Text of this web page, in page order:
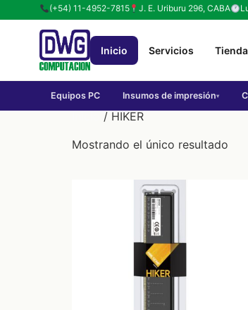
(+54) 11-4952-7815 J. E. Uriburu 296, CABA
Inicio Servicios Tienda
Equipos PC Insumos de impresión▾
/ HIKER
Mostrando el único resultado